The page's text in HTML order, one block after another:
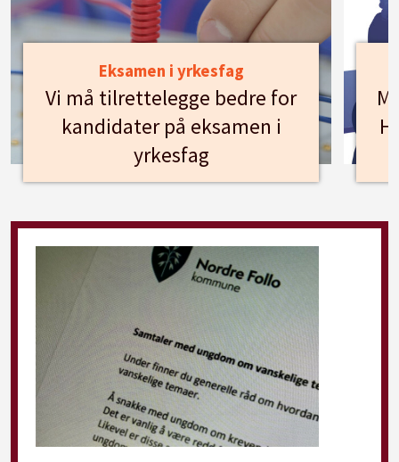
Eksamen i yrkesfag
Vi må tilrettelegge bedre for
kandidater på eksamen i
yrkesfag